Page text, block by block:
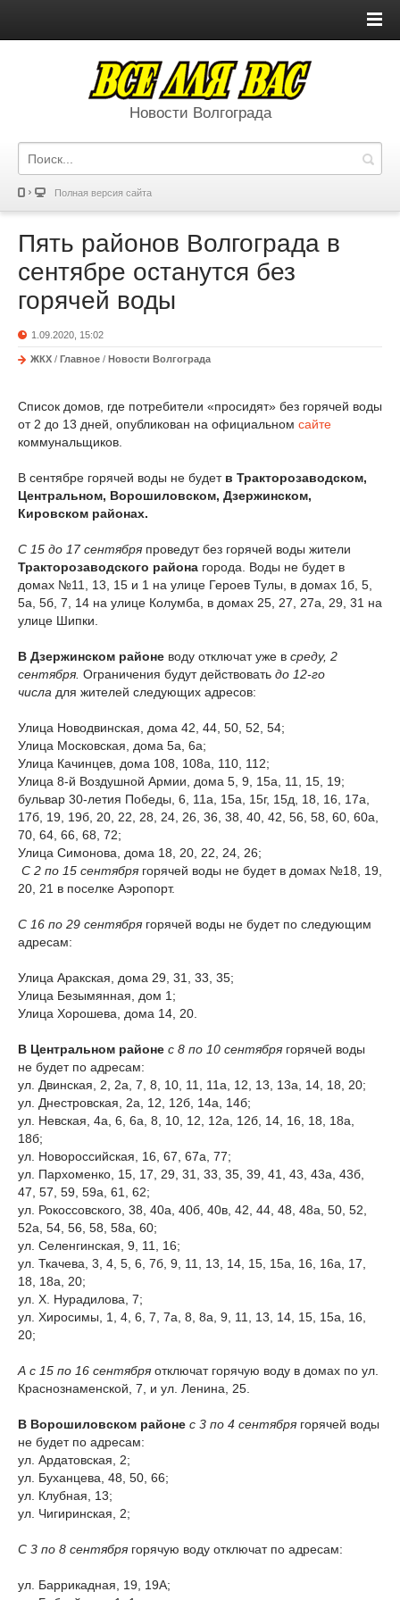
Новости Волгограда
Полная версия сайта
Пять районов Волгограда в
сентябре останутся без
горячей воды
1.09.2020, 15:02
ЖКХ / Главное / Новости Волгограда
Список домов, где потребители «просидят» без горячей воды
от 2 до 13 дней, опубликован на официальном сайте
коммунальщиков.
В сентябре горячей воды не будет в Тракторозаводском,
Центральном, Ворошиловском, Дзержинском,
Кировском районах.
С 15 до 17 сентября проведут без горячей воды жители
Тракторозаводского района города. Воды не будет в
домах №11, 13, 15 и 1 на улице Героев Тулы, в домах 1б, 5,
5а, 5б, 7, 14 на улице Колумба, в домах 25, 27, 27а, 29, 31 на
улице Шипки.
В Дзержинском районе воду отключат уже в среду, 2
сентября. Ограничения будут действовать до 12-го
числа для жителей следующих адресов:
Улица Новодвинская, дома 42, 44, 50, 52, 54;
Улица Московская, дома 5а, 6а;
Улица Качинцев, дома 108, 108а, 110, 112;
Улица 8-й Воздушной Армии, дома 5, 9, 15а, 11, 15, 19;
бульвар 30-летия Победы, 6, 11а, 15а, 15г, 15д, 18, 16, 17а,
17б, 19, 19б, 20, 22, 28, 24, 26, 36, 38, 40, 42, 56, 58, 60, 60а,
70, 64, 66, 68, 72;
Улица Симонова, дома 18, 20, 22, 24, 26;
С 2 по 15 сентября горячей воды не будет в домах №18, 19,
20, 21 в поселке Аэропорт.
С 16 по 29 сентября горячей воды не будет по следующим
адресам:
Улица Аракская, дома 29, 31, 33, 35;
Улица Безымянная, дом 1;
Улица Хорошева, дома 14, 20.
В Центральном районе с 8 по 10 сентября горячей воды
не будет по адресам:
ул. Двинская, 2, 2а, 7, 8, 10, 11, 11а, 12, 13, 13а, 14, 18, 20;
ул. Днестровская, 2а, 12, 12б, 14а, 14б;
ул. Невская, 4а, 6, 6а, 8, 10, 12, 12а, 12б, 14, 16, 18, 18а,
18б;
ул. Новороссийская, 16, 67, 67а, 77;
ул. Пархоменко, 15, 17, 29, 31, 33, 35, 39, 41, 43, 43а, 43б,
47, 57, 59, 59а, 61, 62;
ул. Рокоссовского, 38, 40а, 40б, 40в, 42, 44, 48, 48а, 50, 52,
52а, 54, 56, 58, 58а, 60;
ул. Селенгинская, 9, 11, 16;
ул. Ткачева, 3, 4, 5, 6, 7б, 9, 11, 13, 14, 15, 15а, 16, 16а, 17,
18, 18а, 20;
ул. Х. Нурадилова, 7;
ул. Хиросимы, 1, 4, 6, 7, 7а, 8, 8а, 9, 11, 13, 14, 15, 15а, 16,
20;
А с 15 по 16 сентября отключат горячую воду в домах по ул.
Краснознаменской, 7, и ул. Ленина, 25.
В Ворошиловском районе с 3 по 4 сентября горячей воды
не будет по адресам:
ул. Ардатовская, 2;
ул. Буханцева, 48, 50, 66;
ул. Клубная, 13;
ул. Чигиринская, 2;
С 3 по 8 сентября горячую воду отключат по адресам:
ул. Баррикадная, 19, 19А;